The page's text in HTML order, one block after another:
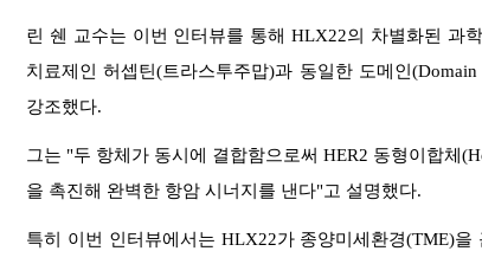
린 쉔 교수는 이번 인터뷰를 통해 HLX22의 차별화된 과
치료제인 허셉틴(트라스투주맙)과 동일한 도메인
강조했다.
그는 "두 항체가 동시에 결합함으로써 HER2 동형이합체
을 촉진해 완벽한 항암 시너지를 낸다"고 설명했다.
특히 이번 인터뷰에서는 HLX22가 종양미세환경(TME)